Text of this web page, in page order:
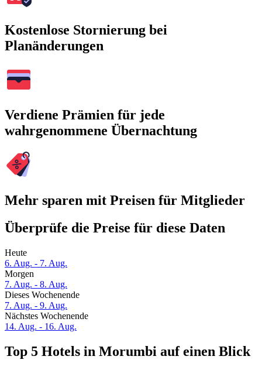
Kostenlose Stornierung bei
Planänderungen
Verdiene Prämien für jede
wahrgenommene Übernachtung
Mehr sparen mit Preisen für Mitglieder
Überprüfe die Preise für diese Daten
Heute
6. Aug. - 7. Aug.
Morgen
7. Aug. - 8. Aug.
Dieses Wochenende
7. Aug. - 9. Aug.
Nächstes Wochenende
14. Aug. - 16. Aug.
Top 5 Hotels in Morumbi auf einen Blick